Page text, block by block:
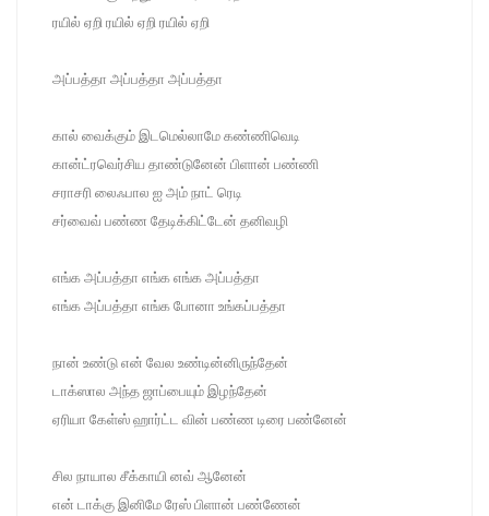
ரயில் ஏறி ரயில் ஏறி ரயில் ஏறி
அப்பத்தா அப்பத்தா அப்பத்தா
கால் வைக்கும் இடமெல்லாமே கண்ணிவெடி
கான்ட்ரவெர்சிய தாண்டுனேன் பிளான் பண்ணி
சராசரி லைஃபால ஐ அம் நாட் ரெடி
சர்வைவ் பண்ண தேடிக்கிட்டேன் தனிவழி
எங்க அப்பத்தா எங்க எங்க அப்பத்தா
எங்க அப்பத்தா எங்க போனா உங்கப்பத்தா
நான் உண்டு என் வேல உண்டின்னிருந்தேன்
டாக்ஸால அந்த ஜாப்பையும் இழந்தேன்
ஏரியா கேள்ஸ் ஹார்ட்ட வின் பண்ண டிரை பண்னேன்
சில நாயால சீக்காயி னவ் ஆனேன்
என் டாக்கு இனிமே ரேஸ் பிளான் பண்ணேன்